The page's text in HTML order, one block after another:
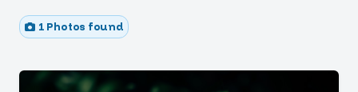
1 Photos found